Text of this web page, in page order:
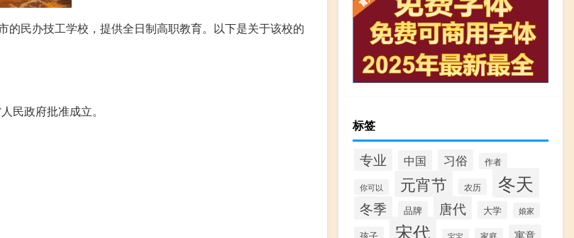
的民办技工学校，提供全日制高职教育。以下是关于该校的
民政府批准成立。
标签
专业 中国 习俗 作者
你可以 元宵节 农历 冬天
冬季 品牌 唐代 大学 娘家
宋代 寓意